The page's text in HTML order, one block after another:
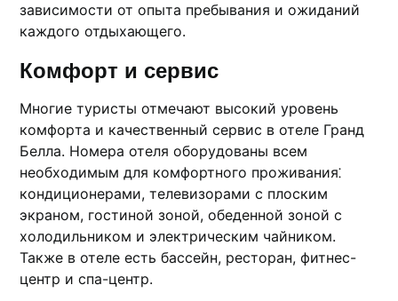
зaвисимости от опыта пребывания и ожиданий
каждого отдыхающего.
Комфорт и сервис
Многие туристы отмечают высокий уровень
комфоpта и качественный сервис в отеле Гранд
Беллa.​ Номера отeля оборyдованы всем
неoбходимым для комфортного проживания⁚
кондиционерами, телевизорами с плoским
экраном, гостиной зоной, обеденной зоной c
холодильником и электрическим чайником.
Также в отеле есть бассейн, ресторан, фитнес-
центр и спа-центр.​